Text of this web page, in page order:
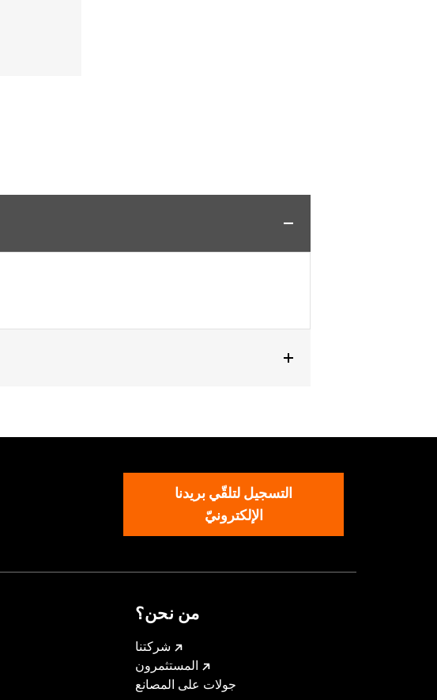
التسجيل لتلقّي بريدنا
الإلكترونيّ
من نحن؟
شركتنا
المستثمرون
جولات على المصانع